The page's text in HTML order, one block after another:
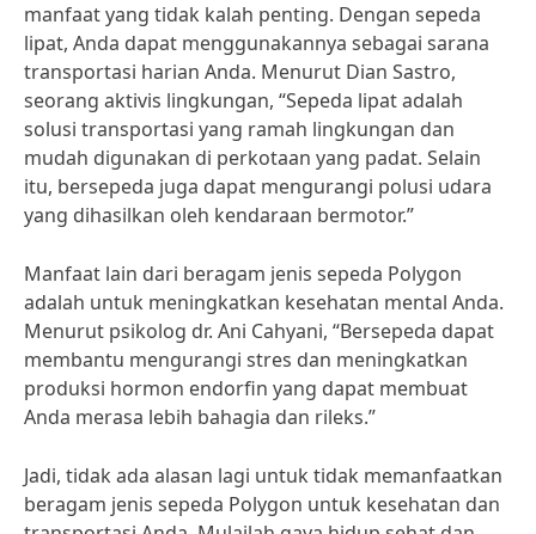
manfaat yang tidak kalah penting. Dengan sepeda
lipat, Anda dapat menggunakannya sebagai sarana
transportasi harian Anda. Menurut Dian Sastro,
seorang aktivis lingkungan, “Sepeda lipat adalah
solusi transportasi yang ramah lingkungan dan
mudah digunakan di perkotaan yang padat. Selain
itu, bersepeda juga dapat mengurangi polusi udara
yang dihasilkan oleh kendaraan bermotor.”
Manfaat lain dari beragam jenis sepeda Polygon
adalah untuk meningkatkan kesehatan mental Anda.
Menurut psikolog dr. Ani Cahyani, “Bersepeda dapat
membantu mengurangi stres dan meningkatkan
produksi hormon endorfin yang dapat membuat
Anda merasa lebih bahagia dan rileks.”
Jadi, tidak ada alasan lagi untuk tidak memanfaatkan
beragam jenis sepeda Polygon untuk kesehatan dan